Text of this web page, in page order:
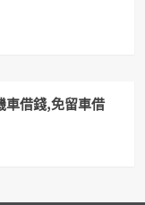
車借錢,免留車借